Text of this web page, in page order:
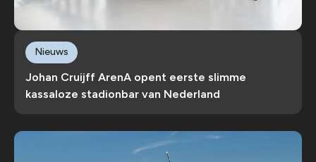
Johan Cruijff ArenA opent eerste slimme
kassaloze stadionbar van Nederland
Nieuws